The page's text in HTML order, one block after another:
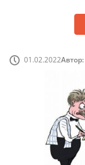
01.02.2022Автор: